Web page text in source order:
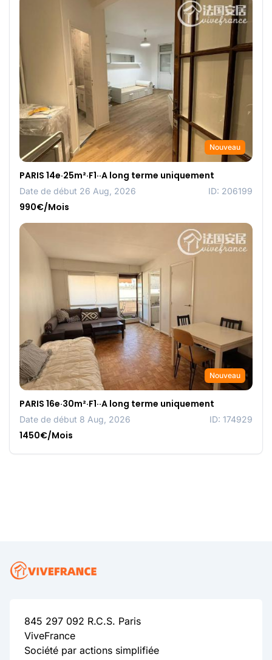
Nouveau
PARIS 14e·25m²·F1··A long terme uniquement
Date de début 26 Aug, 2026 ID: 206199
990€/Mois
Nouveau
PARIS 16e·30m²·F1··A long terme uniquement
Date de début 8 Aug, 2026 ID: 174929
1450€/Mois
845 297 092 R.C.S. Paris
ViveFrance
Société par actions simplifiée